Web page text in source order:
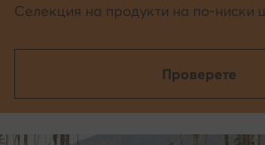
Селекция на продукти на по-ниски
Проверете